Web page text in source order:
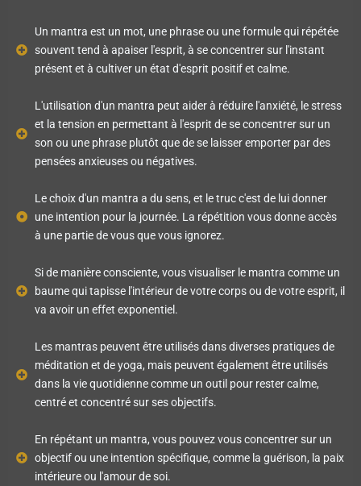
Un mantra est un mot, une phrase ou une formule qui répétée
souvent tend à apaiser l'esprit, à se concentrer sur l'instant
présent et à cultiver un état d'esprit positif et calme.
L'utilisation d'un mantra peut aider à réduire l'anxiété, le stress
et la tension en permettant à l'esprit de se concentrer sur un
son ou une phrase plutôt que de se laisser emporter par des
pensées anxieuses ou négatives.
Le choix d'un mantra a du sens, et le truc c'est de lui donner
une intention pour la journée. La répétition vous donne accès
à une partie de vous que vous ignorez.
Si de manière consciente, vous visualiser le mantra comme un
baume qui tapisse l'intérieur de votre corps ou de votre esprit, il
va avoir un effet exponentiel.
Les mantras peuvent être utilisés dans diverses pratiques de
méditation et de yoga, mais peuvent également être utilisés
dans la vie quotidienne comme un outil pour rester calme,
centré et concentré sur ses objectifs.
En répétant un mantra, vous pouvez vous concentrer sur un
objectif ou une intention spécifique, comme la guérison, la paix
intérieure ou l'amour de soi.